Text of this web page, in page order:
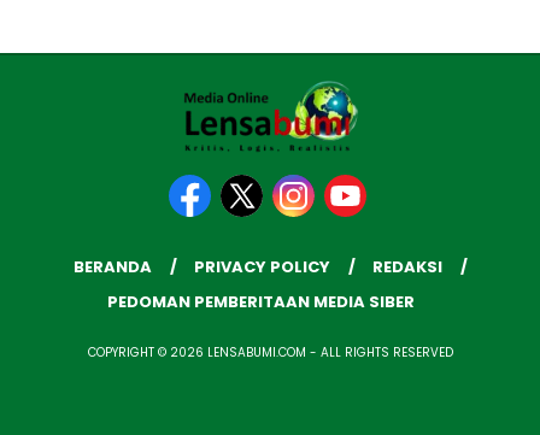
BERANDA PRIVACY POLICY
REDAKSI
PEDOMAN PEMBERITAAN MEDIA SIBER
COPYRIGHT © 2026 LENSABUMI.COM - ALL RIGHTS RESERVED